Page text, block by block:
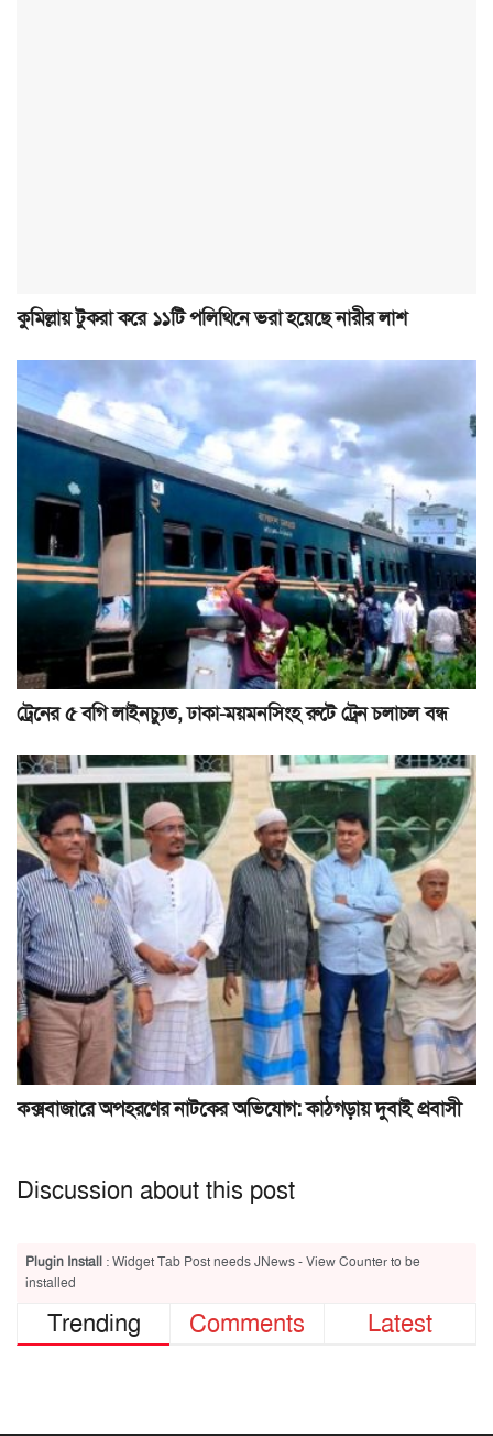
কুমিল্লায় টুকরা করে ১১টি পলিথিনে ভরা হয়েছে নারীর লাশ
ট্রেনের ৫ বগি লাইনচ্যুত, ঢাকা-ময়মনসিংহ রুটে ট্রেন চলাচল বন্ধ
কক্সবাজারে অপহরণের নাটকের অভিযোগ: কাঠগড়ায় দুবাই প্রবাসী
Discussion about this post
Plugin Install : Widget Tab Post needs JNews - View Counter to be
installed
Trending Comments Latest